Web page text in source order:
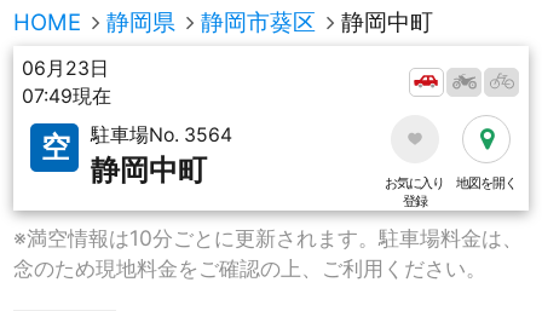
HOME 静岡県 静岡市葵区 静岡中町
06月23日
07:49現在
空 駐車場No. 3564
静岡中町
お気に入り
登録
地図を開く
※満空情報は10分ごとに更新されます。駐車場料金は、
念のため現地料金をご確認の上、ご利用ください。